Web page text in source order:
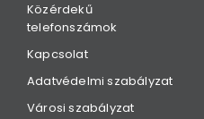
Közérdekű
telefonszámok
Kapcsolat
Adatvédelmi szabályzat
Városi szabályzat